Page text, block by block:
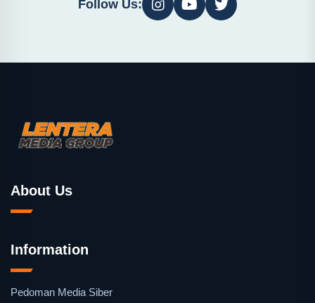
Follow Us:
About Us
Information
Pedoman Media Siber